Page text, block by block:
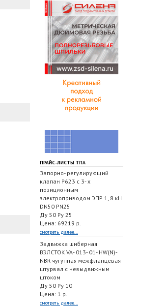
ПРАЙС-ЛИСТЫ ТПА
Запорно- регулирующий
клапан Р623 с 3- х
позиционным
электроприводом ЭПР 1, 8 кН
DN50 PN25
Ду 50 Ру 25
Цена: 69219 р.
смотреть далее...
Задвижка шиберная
ВЭЛСТОК VA- 013- 01- HW(N)-
NBR чугунная межфланцевая
штурвал с невыдвижным
штоком
Ду 50 Ру 10
Цена: 1 р.
смотреть далее...